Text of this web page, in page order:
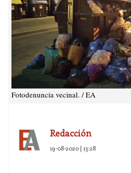
Fotodenuncia vecinal. / EA
Redacción
19-08-2020 | 13:28